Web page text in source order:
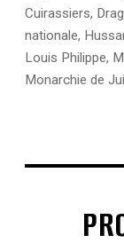
Cuirassiers,
nationale,
Louis Philippe,
Monarchie de